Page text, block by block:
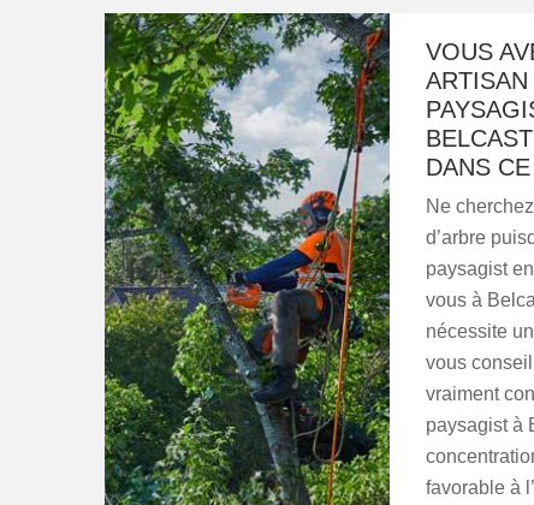
VOUS
DANS
Ne
d’arbre
paysagist
vous à
nécessite
vous
vraiment
paysagist à
favorable à